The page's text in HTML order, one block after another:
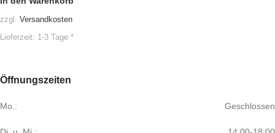
zzgl. Versandkosten
Lieferzeit: 1-3 Tage *
Öffnungszeiten
Mo.: Geschlossen